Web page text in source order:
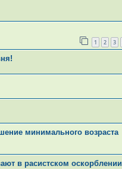
1 2 3
минимального возраста
в расистском оскорблении